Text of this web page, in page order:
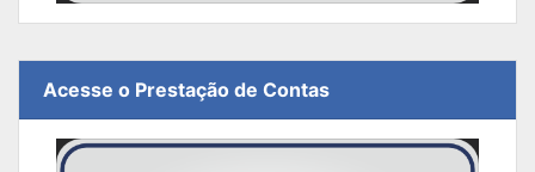
Acesse o Prestação de Contas